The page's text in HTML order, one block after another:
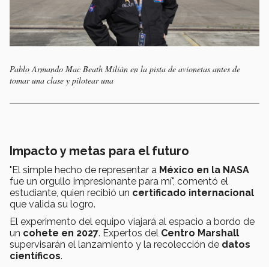
Pablo Armando Mac Beath Milián en la pista de avionetas antes de
tomar una clase y pilotear una
Impacto y metas para el futuro
"El simple hecho de representar a México en la NASA
fue un orgullo impresionante para mí", comentó el
estudiante, quien recibió un certificado internacional
que valida su logro.
El experimento del equipo viajará al espacio a bordo de
un cohete en 2027. Expertos del Centro Marshall
supervisarán el lanzamiento y la recolección de datos
científicos.